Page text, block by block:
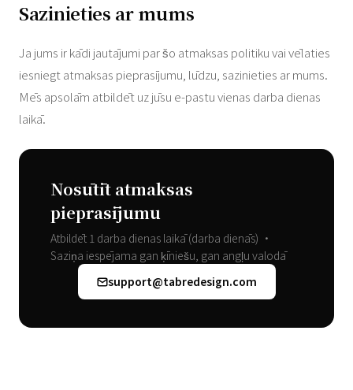
Sazinieties ar mums
Ja jums ir kādi jautājumi par šo atmaksas politiku vai vēlaties
iesniegt atmaksas pieprasījumu, lūdzu, sazinieties ar mums.
Mēs apsolām atbildēt uz jūsu e-pastu vienas darba dienas
laikā.
Nosūtīt atmaksas
pieprasījumu
Atbildēt 1 darba dienas laikā (darba dienās) •
Saziņa iespējama gan ķīniešu, gan angļu valodā
support@tabredesign.com